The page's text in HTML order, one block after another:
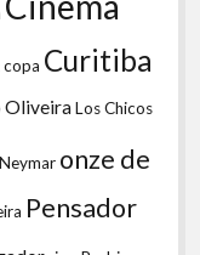
copa Curitiba
OliveiraLos Chicos
Neymar onze de
Pensador